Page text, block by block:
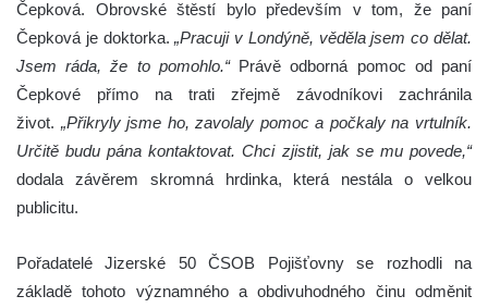
Čepková. Obrovské štěstí bylo především v tom, že paní
Čepková je doktorka.„Pracuji v Londýně, věděla jsem co dělat.
Jsem ráda, že to pomohlo.“ Právě odborná pomoc od paní
Čepkové přímo na trati zřejmě závodníkovi zachránila
život. „Přikryly jsme ho, zavolaly pomoc a počkaly na vrtulník.
Určitě budu pána kontaktovat. Chci zjistit, jak se mu povede,“
dodala závěrem skromná hrdinka, která nestála o velkou
publicitu.
Pořadatelé Jizerské 50 ČSOB Pojišťovny se rozhodli na
základě tohoto významného a obdivuhodného činu odměnit